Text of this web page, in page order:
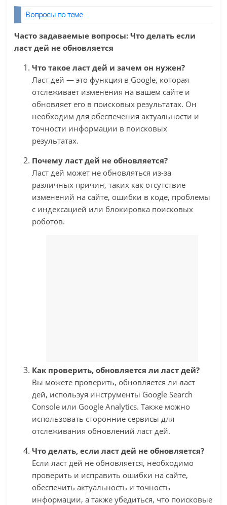
Вопросы по теме
Часто задаваемые вопросы: Что делать если
ласт дей не обновляется
Что такое ласт дей и зачем он нужен?
Ласт дей — это функция в Google, которая
отслеживает изменения на вашем сайте и
обновляет его в поисковых результатах. Он
необходим для обеспечения актуальности и
точности информации в поисковых
результатах.
Почему ласт дей не обновляется?
Ласт дей может не обновляться из-за
различных причин, таких как отсутствие
изменений на сайте, ошибки в коде, проблемы
с индексацией или блокировка поисковых
роботов.
Как проверить, обновляется ли ласт дей?
Вы можете проверить, обновляется ли ласт
дей, используя инструменты Google Search
Console или Google Analytics. Также можно
использовать сторонние сервисы для
отслеживания обновлений ласт дей.
Что делать, если ласт дей не обновляется?
Если ласт дей не обновляется, необходимо
проверить и исправить ошибки на сайте,
обеспечить актуальность и точность
информации, а также убедиться, что поисковые